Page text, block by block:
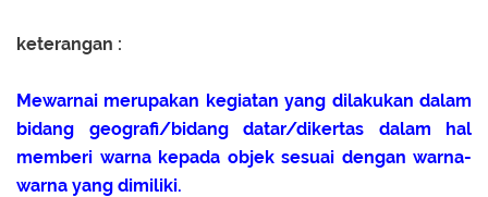
keterangan :
Mewarnai merupakan kegiatan yang dilakukan dalam
bidang geografi/bidang datar/dikertas dalam hal
memberi warna kepada objek sesuai dengan warna-
warna yang dimiliki.